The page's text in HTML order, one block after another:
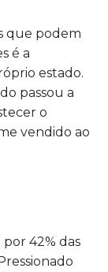
que podem
é a
estado.
passou a
o
vendido ao
42% das